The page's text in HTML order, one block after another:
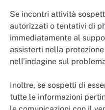
Se incontri attività
autorizzati o tentativi di
immediatamente al
assisterti nella
nell’indagine sul
Inoltre, se sospetti di
tutte le informazioni